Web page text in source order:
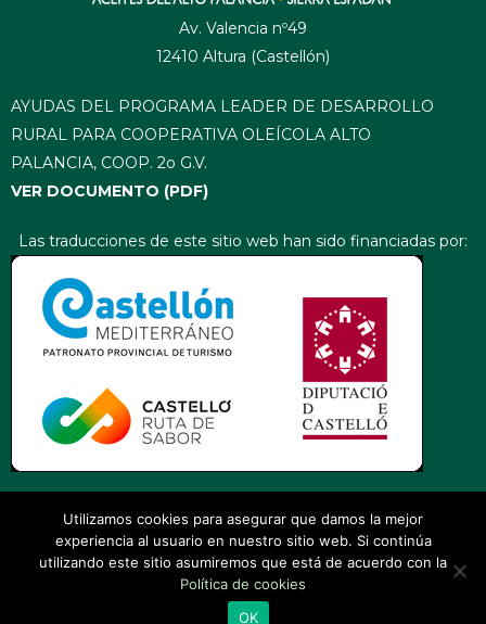
Av. Valencia nº49
12410 Altura (Castellón)
AYUDAS DEL PROGRAMA LEADER DE DESARROLLO
RURAL PARA COOPERATIVA OLEÍCOLA ALTO
PALANCIA, COOP. 2o G.V.
VER DOCUMENTO (PDF)
Las traducciones de este sitio web han sido financiadas por:
Utilizamos cookies para asegurar que damos la mejor
experiencia al usuario en nuestro sitio web. Si continúa
utilizando este sitio asumiremos que está de acuerdo con la
Política de cookies
OK